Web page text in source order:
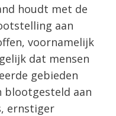
houdt met de
aan
voornamelijk
dat mensen
gebieden
blootgesteld aan
ernstiger